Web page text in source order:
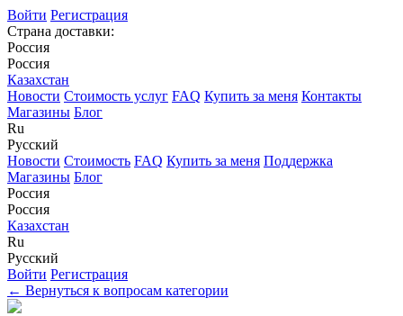
Войти Регистрация
Страна доставки:
Россия
Россия
Казахстан
Новости Стоимость услуг FAQ Купить за меня Контакты
Магазины Блог
Ru
Русский
Новости Стоимость FAQ Купить за меня Поддержка
Магазины Блог
Россия
Россия
Казахстан
Ru
Русский
Войти Регистрация
← Вернуться к вопросам категории